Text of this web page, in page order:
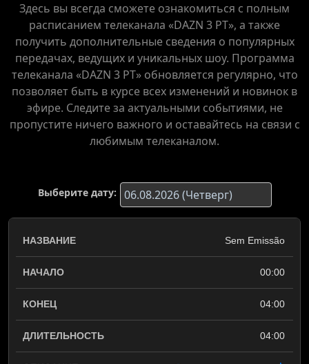
Здесь вы всегда сможете ознакомиться с полным
расписанием телеканала «DAZN 3 PT», а также
получить дополнительные сведения о популярных
передачах, ведущих и уникальных шоу. Программа
телеканала «DAZN 3 PT» обновляется регулярно, что
позволяет быть в курсе всех изменений и новинок в
эфире. Следите за актуальными событиями, не
пропустите ничего важного и оставайтесь на связи с
любимым телеканалом.
Выберите дату:
Sem Emissão
00:00
04:00
04:00